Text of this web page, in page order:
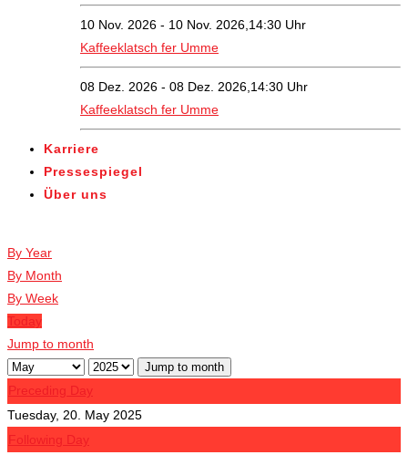
10 Nov. 2026 - 10 Nov. 2026,14:30 Uhr
Kaffeeklatsch fer Umme
08 Dez. 2026 - 08 Dez. 2026,14:30 Uhr
Kaffeeklatsch fer Umme
Karriere
Pressespiegel
Über uns
By Year
By Month
By Week
Today
Jump to month
Jump to month
Preceding Day
Tuesday, 20. May 2025
Following Day